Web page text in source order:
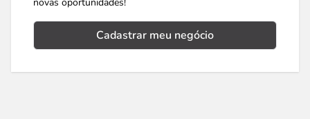
Cadastrar meu negócio